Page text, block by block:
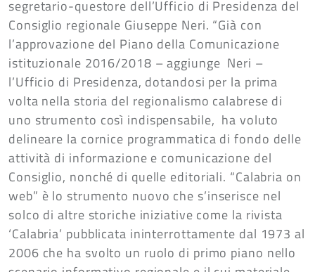
segretario-questore dell’Ufficio di Presidenza del
Consiglio regionale Giuseppe Neri. “Già con
l’approvazione del Piano della Comunicazione
istituzionale 2016/2018 – aggiunge Neri –
l’Ufficio di Presidenza, dotandosi per la prima
volta nella storia del regionalismo calabrese di
uno strumento così indispensabile, ha voluto
delineare la cornice programmatica di fondo delle
attività di informazione e comunicazione del
Consiglio, nonché di quelle editoriali. “Calabria on
web” è lo strumento nuovo che s’inserisce nel
solco di altre storiche iniziative come la rivista
‘Calabria’ pubblicata ininterrottamente dal 1973 al
2006 che ha svolto un ruolo di primo piano nello